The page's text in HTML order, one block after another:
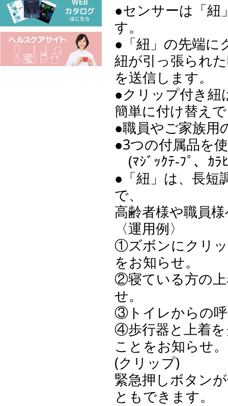
●センサーは「紐
す。
●「紐」の先端に
紐が引っ張られ
を送信します。
●クリップ付き紐
簡単に付け替え
●職員やご家族
●3つの付属品を
(ﾏｼﾞｯｸﾃ-ﾌﾟ、ｶﾗ
●「紐」は、長短
で、
高齢者様や職員
〈運用例〉
①ズボンにクリ
をお知らせ。
②寝ている方の
せ。
③トイレからの
④歩行器と上着を
ことをお知らせ。
(クリップ)
緊急押しボタン
ともできます。